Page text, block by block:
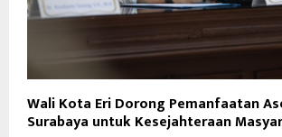
Wali Kota Eri Dorong Pemanfaatan
Surabaya untuk Kesejahteraan